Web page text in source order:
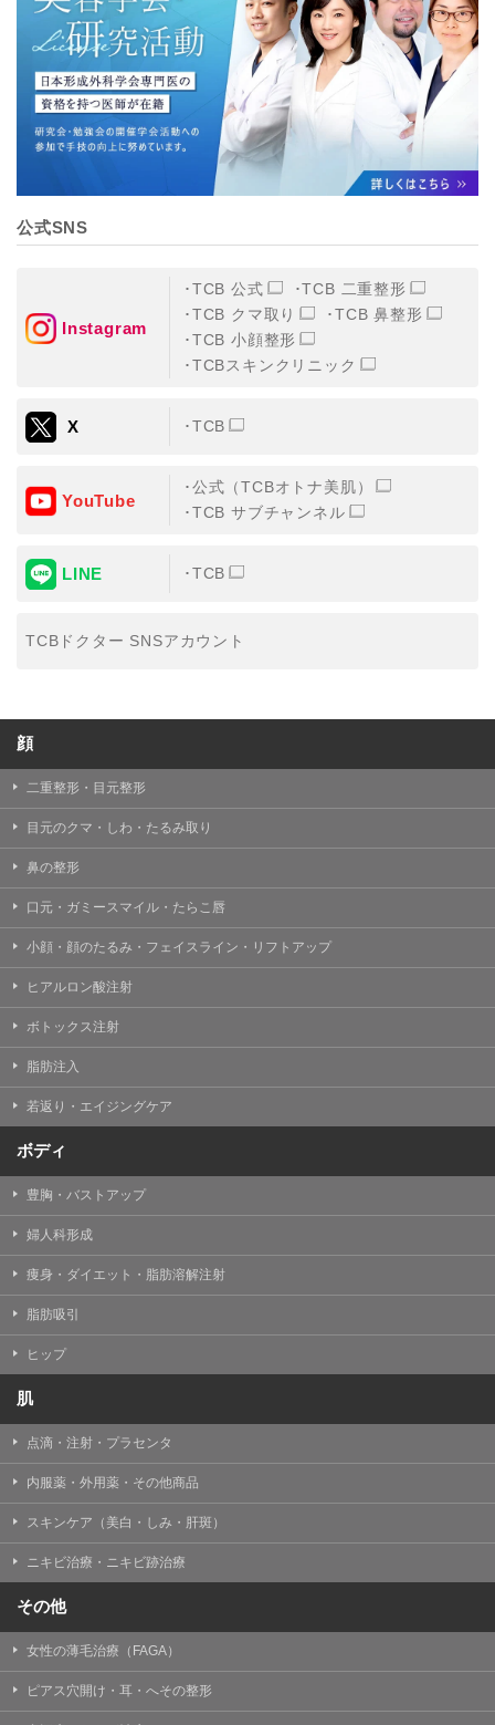
TCBグループは、取り扱う個人情報を、厳正な管理の下
に蓄積・保管し、当該個人情報への不正アクセス・紛
失・破壊・改ざんおよび漏洩等を防止するため、必要か
つ適切な組織的・人的・物理的・技術的防御措置を講じ
ます。
【個人情報の共同利用について】
TCBグループは、【利用目的】達成に必要な範囲で、取
得情報を共同して利用することがあります。
なお、共同利用にあたっては、一般社団法人メディカル
す。
一般社団法人メディカルアライアンス
①共同して利用される情報
②共同して利用する者の範囲
③共同利用する者の利用目的
【外部委託について】
おいて、取得情報の取扱いの全部または一部を外部の業
務委託先に委託することがあります。取得情報の取り扱
TCBグループは、個人情報保護法その他の法令により認
められる場合を除き、患者様の同意なしに、取得情報を
ん。
【個人情報の開示・訂正・利用停止について】
TCBグループは、本人の申し出により個人情報に関する
開示、訂正、更新、削除、利用停止その他お問い合わせ
について、これを適切に対応します。
【Cookie(クッキー)について】
Cookieは、一般的にインターネット閲覧を行う際、又は
の閲覧情報を記憶させておく機能です。
TCBグループでは、Cookie及び類似技術を使用して収集
を分析し、パフォーマンス改善や、WEBサイトを通じて
提供するサービスの向上・改善のため、Cookieを使用す
ることがあります。ご使用のブラウザによりCookieを無
ジが正しく表示されなくなる場合がありますのでご留意
ください。
TCBグループが運営するWEBサイトでは、アクセスログ
として患者様の履歴情報をサーバ上に記録しています。
アクセスログはWEBサイトの保守管理や利用状況に関す
る統計分析のために使用されます。それ以外の目的で使
用されることはありません。
事業上の必要性等に応じて、改定される場合がありま
す。
掲載したときをもって効力を生じるものとします。
公式SNS
Instagram
TCB 公式
TCB 二重整形
TCB クマ取り
TCB 鼻整形
TCB 小顔整形
TCBスキンクリニック
X TCB
YouTube
公式（TCBオトナ美肌）
TCB サブチャンネル
LINE TCB
TCBドクター SNSアカウント
顔
二重整形・目元整形
目元のクマ・しわ・たるみ取り
鼻の整形
口元・ガミースマイル・たらこ唇
小顔・顔のたるみ・フェイスライン・リフトアップ
ヒアルロン酸注射
ボトックス注射
脂肪注入
若返り・エイジングケア
ボディ
豊胸・バストアップ
婦人科形成
痩身・ダイエット・脂肪溶解注射
脂肪吸引
ヒップ
肌
点滴・注射・プラセンタ
内服薬・外用薬・その他商品
スキンケア（美白・しみ・肝斑）
ニキビ治療・ニキビ跡治療
その他
女性の薄毛治療（FAGA）
ピアス穴開け・耳・へその整形